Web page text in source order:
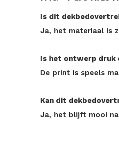
Is dit
Ja, het materiaal is
Is het ontwerp druk
De print is speels
Kan dit
Ja, het blijft mooi na